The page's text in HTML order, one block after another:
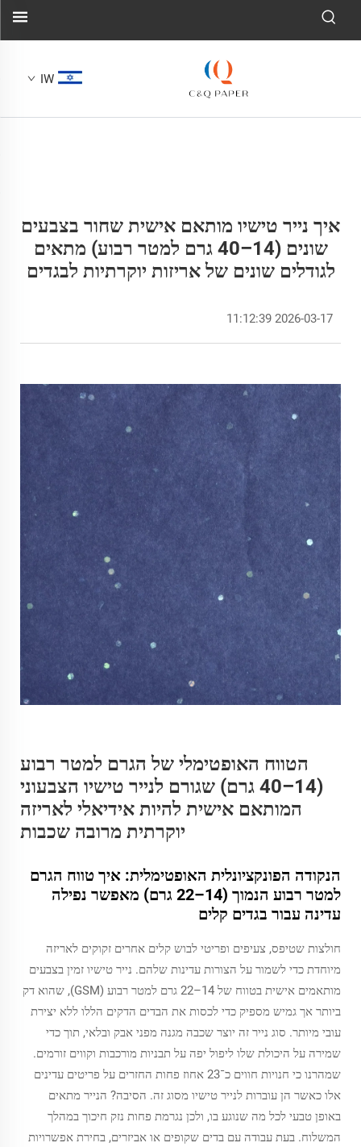
IW
איך נייר טישיו מותאם אישית שחור בצבעים
שונים (14–40 גרם למטר רבוע) מתאים
לגודלים שונים של אריזות יוקרתיות לבגדים
2026-03-17 11:12:39
הטווח האופטימלי של הגרם למטר רבוע
(14–40 גרם) שגורם לנייר טישיו הצבעוני
המותאם אישית להיות אידיאלי לאריזה
יוקרתית מרובה שכבות
הנקודה הפונקציונלית האופטימלית: איך טווח הגרם
למטר רבוע הנמוך (14–22 גרם) מאפשר נפילה
עדינה עבור בגדים קלים
חולצות שטיפס, צעיפים ופריטי לבוש קלים אחרים זקוקים לאריזה
מיוחדת כדי לשמור על הצורות עדינות שלהם. נייר טישיו זמין בצבעים
מותאמים אישית בטווח של 14–22 גרם למטר רבוע (GSM), שהוא דק
ביותר אך גמיש מספיק כדי לכסות את הבדים הדקים הללו ללא יצירת
עובי מיותר. סוג נייר זה יוצר שכבה מגנה מפני אבק ובלאי, תוך כדי
שמירה על היכולת שלו ליפול יפה על תבניות מורכבות וקווים זורמים.
שמהרנו כי חנויות חווים כ־23 אחוז פחות החזרים על פריטים עדינים
אלו כאשר הן עוברות לנייר טישיו מסוג זה. הסיבה? הנייר מתאים
באופן טבעי לכל מה שנוגע בו, ולכן נגרמת פחות נזק חיכוך במהלך
המשלוח. בעת עבודה עם בדים שקופים או אביזרים, בחירת אפשרויות